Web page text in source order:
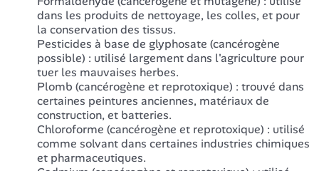
dans les produits de nettoyage, les colles, et pour
la conservation des tissus.
Pesticides à base de glyphosate (cancérogène
possible) : utilisé largement dans l'agriculture pour
tuer les mauvaises herbes.
Plomb (cancérogène et reprotoxique) : trouvé dans
certaines peintures anciennes, matériaux de
construction, et batteries.
Chloroforme (cancérogène et reprotoxique) : utilisé
comme solvant dans certaines industries chimiques
et pharmaceutiques.